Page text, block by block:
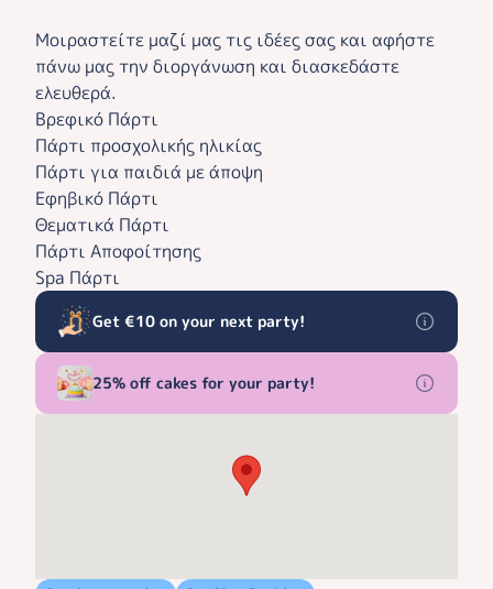
Μοιραστείτε μαζί μας τις ιδέες σας και αφήστε
πάνω μας την διοργάνωση και διασκεδάστε
ελευθερά.
Βρεφικό Πάρτι
Πάρτι προσχολικής ηλικίας
Πάρτι για παιδιά με άποψη
Εφηβικό Πάρτι
Θεματικά Πάρτι
Πάρτι Αποφοίτησης
Spa Πάρτι
Get €10 on your next party!
25% off cakes for your party!